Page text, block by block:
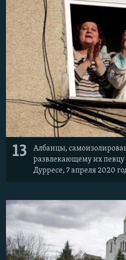
13
Албанцы,
развлекающему их певцу
Дурресе, 7 апреля 2020